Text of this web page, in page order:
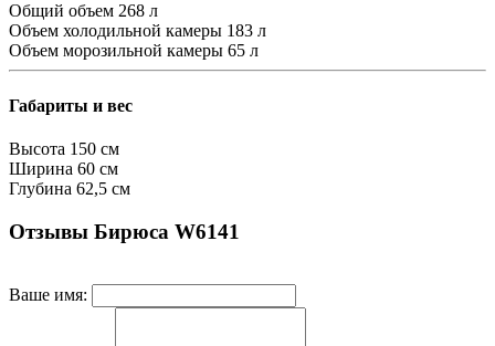
Общий объем 268 л
Объем холодильной камеры 183 л
Объем морозильной камеры 65 л
Габариты и вес
Высота 150 см
Ширина 60 см
Глубина 62,5 см
Отзывы Бирюса W6141
Ваше имя: